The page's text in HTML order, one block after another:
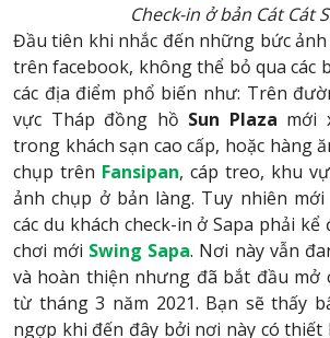
Check-in ở bản Cát Cát
Đầu tiên khi nhắc đến những bức
trên facebook, không thể bỏ qua các
các địa điểm phổ biến như: Trên
vực Tháp đồng hồ Sun Plaza mới
trong khách sạn cao cấp, hoặc hàng
chụp trên Fansipan, cáp treo, khu
ảnh chụp ở bản làng. Tuy nhiên
các du khách check-in ở Sapa phải
chơi mới Swing Sapa. Nơi này vẫn
và hoàn thiện nhưng đã bắt đầu mở
từ tháng 3 năm 2021. Bạn sẽ thấy
ngợp khi đến đây bởi nơi này có